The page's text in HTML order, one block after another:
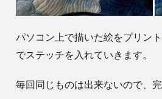
パソコン上で描いた絵をプリン
でステッチを入れていきます。
毎回同じものは出来ないので、